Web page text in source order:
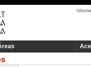
Idioma